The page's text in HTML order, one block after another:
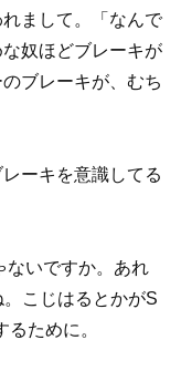
まして。「なんで
奴ほどブレーキが
ブレーキが、むち
ーキを意識してる
ないですか。あれ
こじはるとかがS
ために。